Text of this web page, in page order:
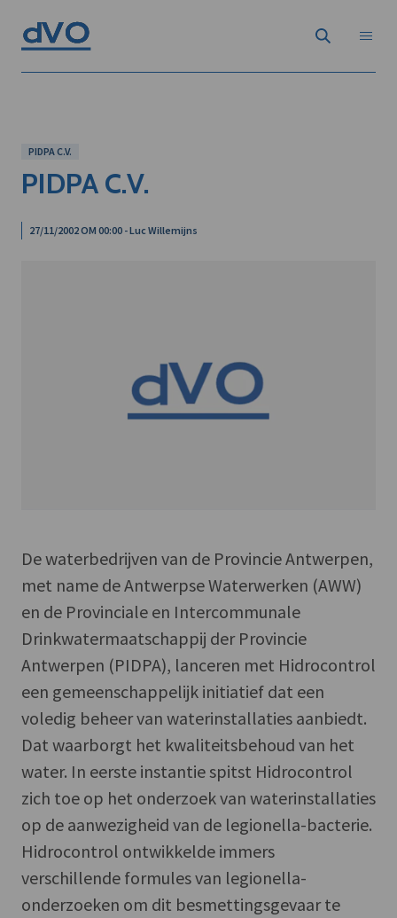
PIDPA C.V.
PIDPA C.V.
27/11/2002 OM 00:00 - Luc Willemijns
De waterbedrijven van de Provincie Antwerpen,
met name de Antwerpse Waterwerken (AWW)
en de Provinciale en Intercommunale
Drinkwatermaatschappij der Provincie
Antwerpen (PIDPA), lanceren met Hidrocontrol
een gemeenschappelijk initiatief dat een
voledig beheer van waterinstallaties aanbiedt.
Dat waarborgt het kwaliteitsbehoud van het
water. In eerste instantie spitst Hidrocontrol
zich toe op het onderzoek van waterinstallaties
op de aanwezigheid van de legionella-bacterie.
Hidrocontrol ontwikkelde immers
verschillende formules van legionella-
onderzoeken om dit besmettingsgevaar te